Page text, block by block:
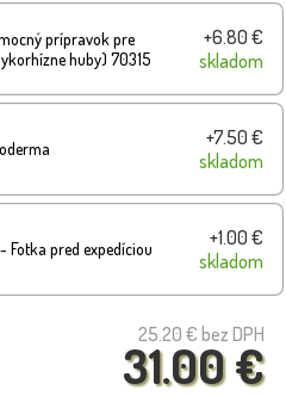
prípravok pre
huby) 70315
+6.80 €
skladom
+7.50 €
skladom
- Fotka pred expedíciou
+1.00 €
skladom
25.20 € bez DPH
31.00 €